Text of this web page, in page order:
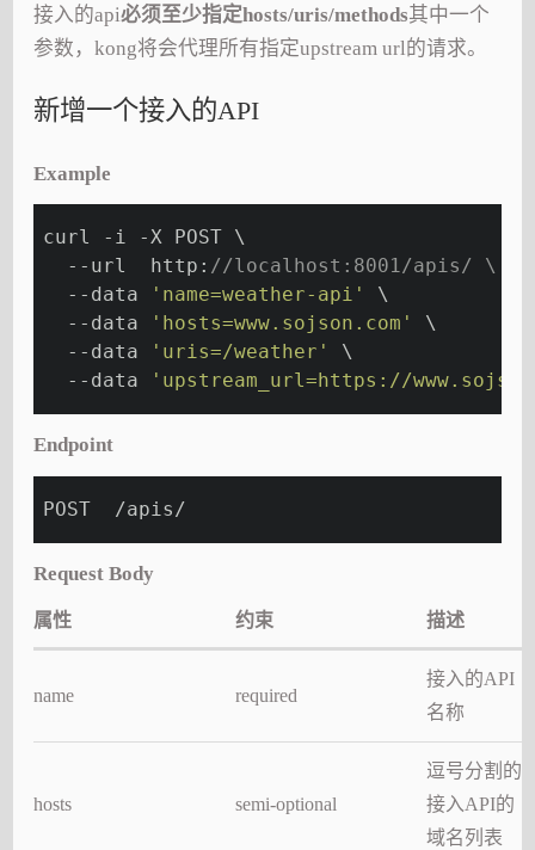
接入的api必须至少指定hosts/uris/methods其中一个
参数，kong将会代理所有指定upstream url的请求。
新增一个接入的API
Example
curl -i -X POST \
  --url  http:
//localhost:8001/apis/ \
  --data
'name=weather-api'
\
  --data
'hosts=www.sojson.com'
\
  --data
'uris=/weather'
\
  --data
'upstream_url=https://
Endpoint
POST  /apis/
Request Body
属性 约束 描述
name required
接入的API
名称
hosts semi-optional
逗号分割的
接入API的
域名列表